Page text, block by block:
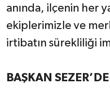
anında, ilçenin her
ekiplerimizle ve
irtibatın sürekliliği
BAŞKAN